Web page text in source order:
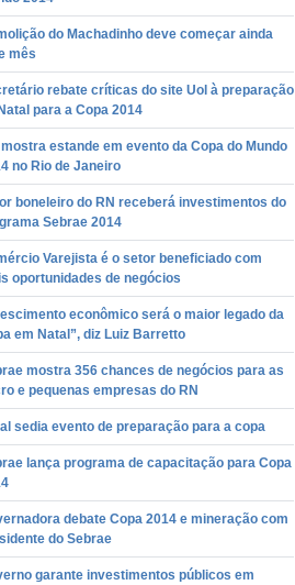
do Machadinho deve começar ainda
mês
rebate críticas do site Uol à preparação
para a Copa 2014
mostra estande em evento da Copa do Mundo
no Rio de Janeiro
boneleiro do RN receberá investimentos do
Sebrae 2014
Varejista é o setor beneficiado com
oportunidades de negócios
econômico será o maior legado da
em Natal”, diz Luiz Barretto
mostra 356 chances de negócios para as
e pequenas empresas do RN
sedia evento de preparação para a copa
lança programa de capacitação para Copa
debate Copa 2014 e mineração com
do Sebrae
garante investimentos públicos em